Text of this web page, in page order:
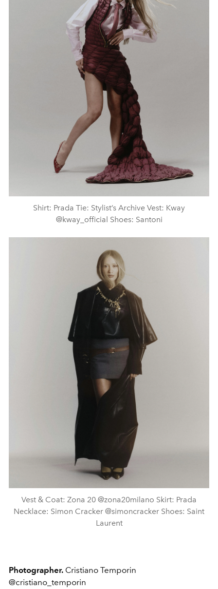
Shirt: Prada Tie: Stylist’s Archive Vest: Kway
@kway_official Shoes: Santoni
Vest & Coat: Zona 20 @zona20milano Skirt: Prada
Necklace: Simon Cracker @simoncracker Shoes: Saint
Laurent
Photographer. Cristiano Temporin
@cristiano_temporin